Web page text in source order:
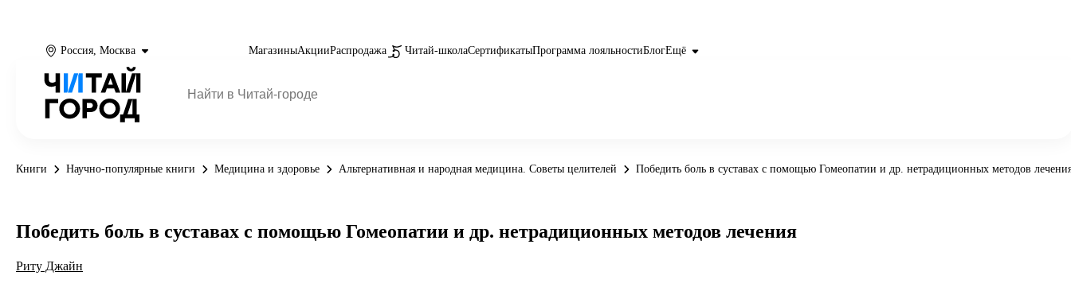
Россия, Москва МагазиныАкцииРаспродажа Читай-школаСертификатыПрограмма лояльностиБлогЕщё
Книги Научно-популярные книги Медицина и здоровье Альтернативная и народная медицина. Советы целителей Победить боль в суставах с помощью Гомеопатии и др. нетрадиционных методов
Победить боль в суставах с помощью Гомеопатии и др. нетрадиционных методов лечения
Риту Джайн